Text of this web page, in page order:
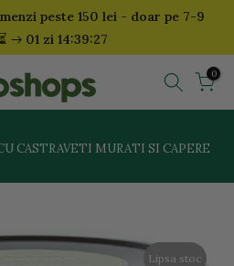
peste 150 lei - doar pe 7-9
01 zi 14:39:27
0
CASTRAVETI MURATI SI CAPERE
Lipsa stoc